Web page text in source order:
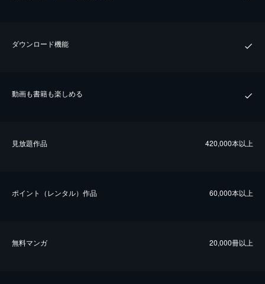
ダウンロード機能
動画も書籍も楽しめる
⾒放題作品 420,000本以上
ポイント（レンタル）作品 60,000本以上
無料マンガ 20,000冊以上